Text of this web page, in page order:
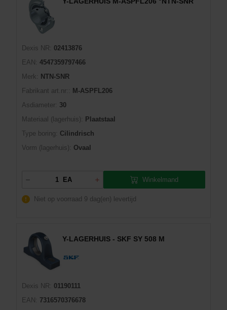
Dexis NR:
02413876
EAN:
4547359797466
Merk:
NTN-SNR
Fabrikant art.nr::
M-ASPFL206
Asdiameter: 30
Materiaal (lagerhuis):
Plaatstaal
Type boring:
Cilindrisch
Vorm (lagerhuis):
Ovaal
EA Winkelmand
Niet op voorraad 9 dag(en) levertijd
Y-LAGERHUIS - SKF SY 508 M
Dexis NR:
01190111
EAN:
7316570376678